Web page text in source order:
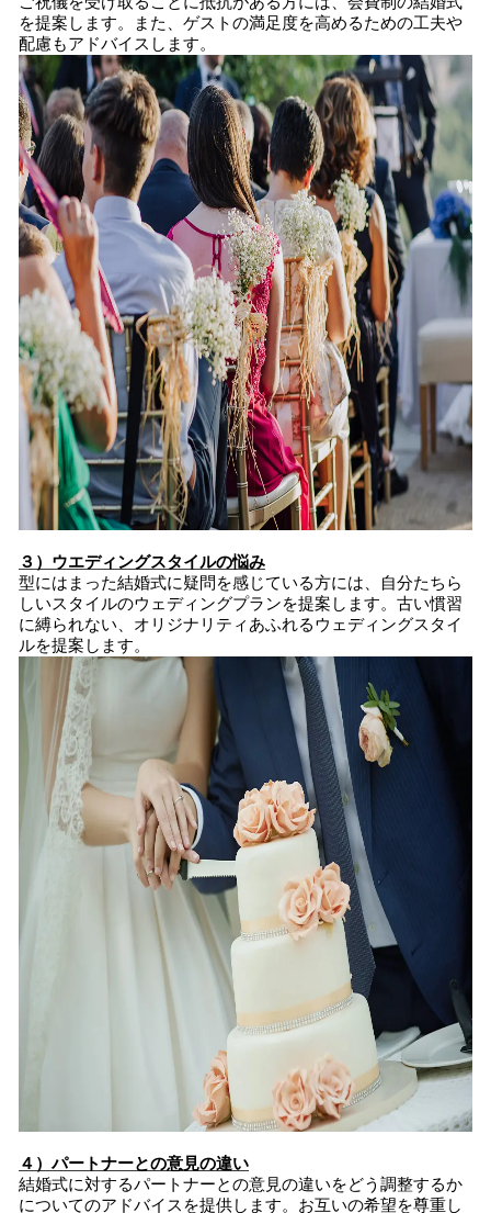
を提案します。また、ゲストの満足度を高めるための工夫や
配慮もアドバイスします。
３）ウエディングスタイルの悩み
型にはまった結婚式に疑問を感じている方には、自分たちら
しいスタイルのウェディングプランを提案します。古い慣習
に縛られない、オリジナリティあふれるウェディングスタイ
ルを提案します。
４）パートナーとの意見の違い
結婚式に対するパートナーとの意見の違いをどう調整するか
についてのアドバイスを提供します。お互いの希望を尊重し